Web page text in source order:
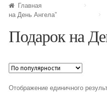
Букет для мужчины
Букет из фруктов и овощей
Сладкие букеты из конфет
Главная
на День Ангела”
Подарок на
Отображение единичного